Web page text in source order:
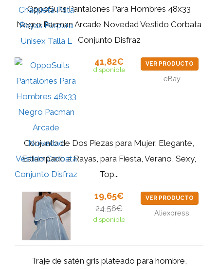
OppoSuits Pantalones Para Hombres 48x33
Negro Pacman Arcade Novedad Vestido Corbata
Conjunto Disfraz
41,82€
disponible
VER PRODUCTO
eBay
Conjunto de Dos Piezas para Mujer, Elegante,
Estampado a Rayas, para Fiesta, Verano, Sexy,
Top...
19,65€
24,56€
disponible
VER PRODUCTO
Aliexpress
Traje de satén gris plateado para hombre,